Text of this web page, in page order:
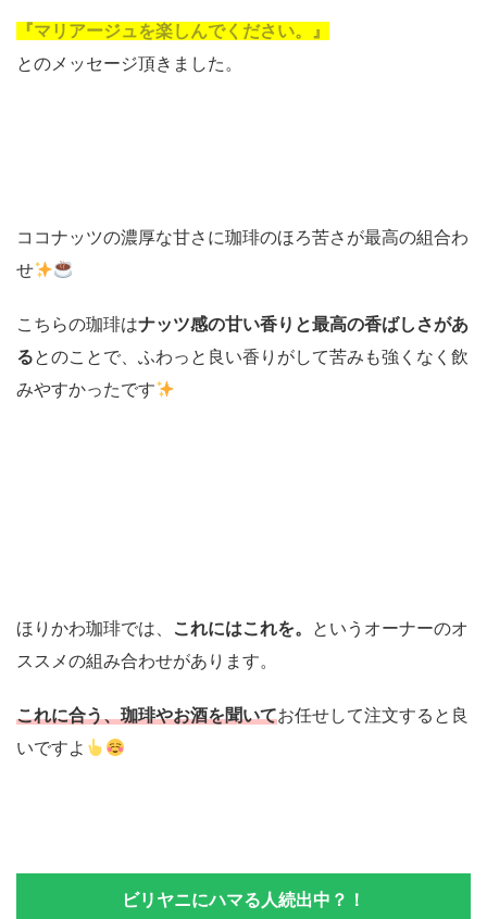
『マリアージュを楽しんでください。』
とのメッセージ頂きました。
ココナッツの濃厚な甘さに珈琲のほろ苦さが最高の組合わ
せ
こちらの珈琲はナッツ感の甘い香りと最高の香ばしさがあ
るとのことで、ふわっと良い香りがして苦みも強くなく飲
みやすかったです
ほりかわ珈琲では、 これにはこれを。
というオーナーのオ
ススメの組み合わせがあります。
これに合う、珈琲やお酒を聞いてお任せして注文すると良
いですよ
ビリヤニにハマる人続出中？！